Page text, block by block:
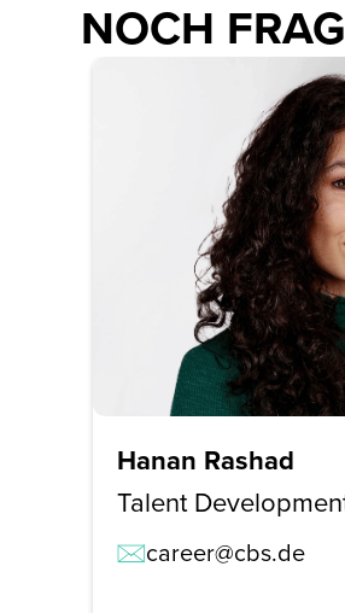
NOCH
Hanan Rashad
Talent
career@cbs.de